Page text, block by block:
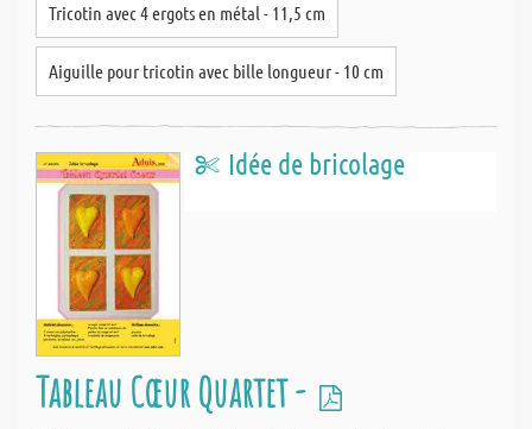
Tricotin avec 4 ergots en métal - 11,5 cm
Aiguille pour tricotin avec bille longueur - 10 cm
Idée de bricolage
Tableau Cœur Quartet -